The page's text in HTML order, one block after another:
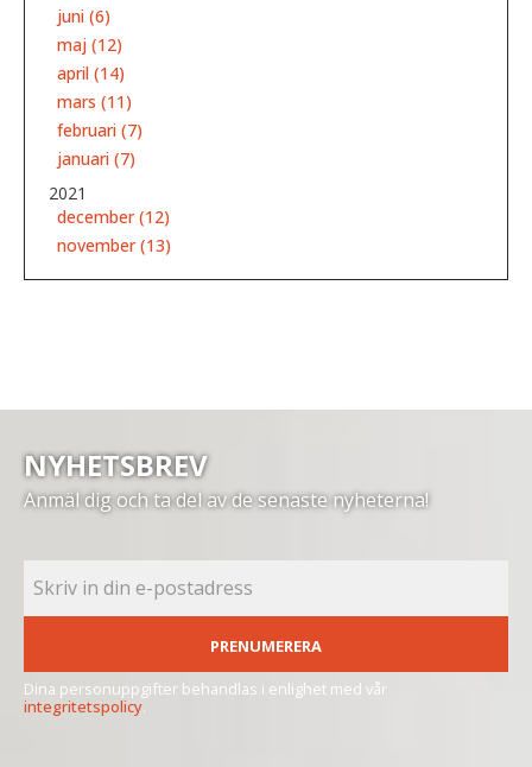
juni (6)
maj (12)
april (14)
mars (11)
februari (7)
januari (7)
2021
december (12)
november (13)
NYHETSBREV
Anmäl dig och ta del av de senaste nyheterna!
PRENUMERERA
Dina personuppgifter behandlas i enlighet med vår
integritetspolicy.